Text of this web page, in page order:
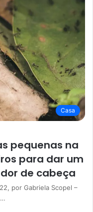
Casa
pequenas na
para dar um
de cabeça
por Gabriela Scopel –